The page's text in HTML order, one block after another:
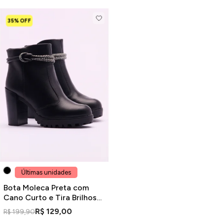
35% OFF
Últimas unidades
Bota Moleca Preta com
Cano Curto e Tira Brilhosa
Tratorada
R$ 199,90R$ 129,00